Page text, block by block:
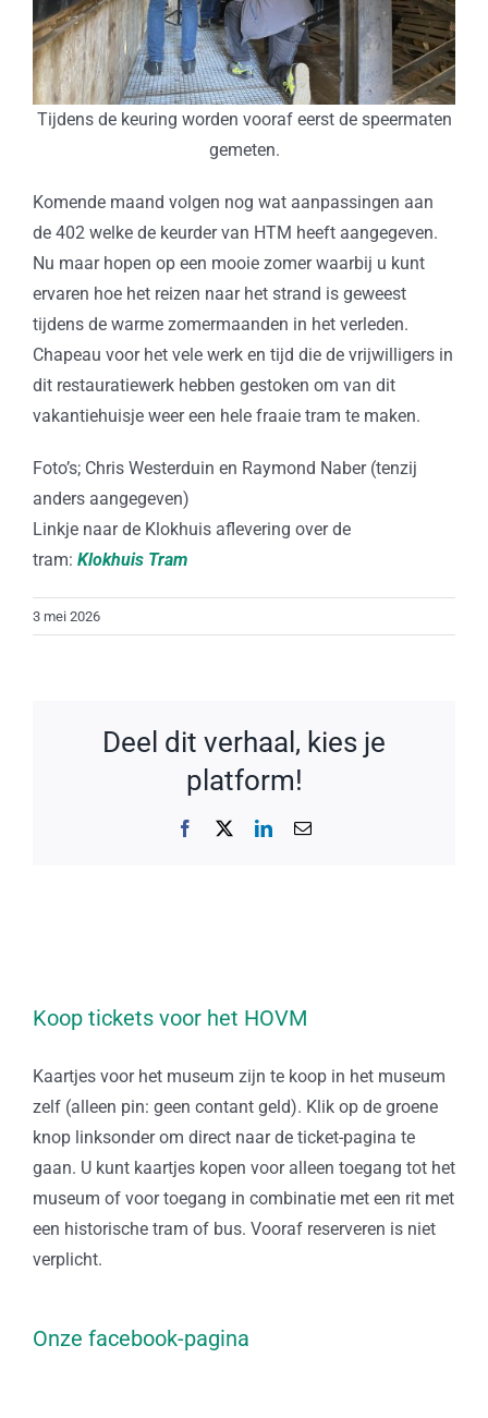
Tijdens de keuring worden vooraf eerst de speermaten
gemeten.
Komende maand volgen nog wat aanpassingen aan
de 402 welke de keurder van HTM heeft aangegeven.
Nu maar hopen op een mooie zomer waarbij u kunt
ervaren hoe het reizen naar het strand is geweest
tijdens de warme zomermaanden in het verleden.
Chapeau voor het vele werk en tijd die de vrijwilligers in
dit restauratiewerk hebben gestoken om van dit
vakantiehuisje weer een hele fraaie tram te maken.
Foto’s; Chris Westerduin en Raymond Naber (tenzij
anders aangegeven)
Linkje naar de Klokhuis aflevering over de
tram: Klokhuis Tram
3 mei 2026
Deel dit verhaal, kies je
platform!
Facebook LinkedIn
E-
Koop tickets voor het HOVM
Kaartjes voor het museum zijn te koop in het museum
zelf (alleen pin: geen contant geld). Klik op de groene
knop linksonder om direct naar de ticket-pagina te
gaan. U kunt kaartjes kopen voor alleen toegang tot het
museum of voor toegang in combinatie met een rit met
een historische tram of bus. Vooraf reserveren is niet
verplicht.
Onze facebook-pagina